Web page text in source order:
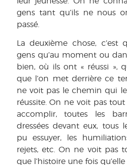
gens tant qu’ils ne nous
passé.
La deuxième chose,
gens qu’au moment ou
bien, où ils ont « réussi »,
que l’on met derrière ce
ne voit pas le chemin qui
réussite. On ne voit pas tout
accomplir, toutes les
dressées devant eux, tous
pu essuyer, les
rejets, etc. On ne voit pas
que l’histoire une fois